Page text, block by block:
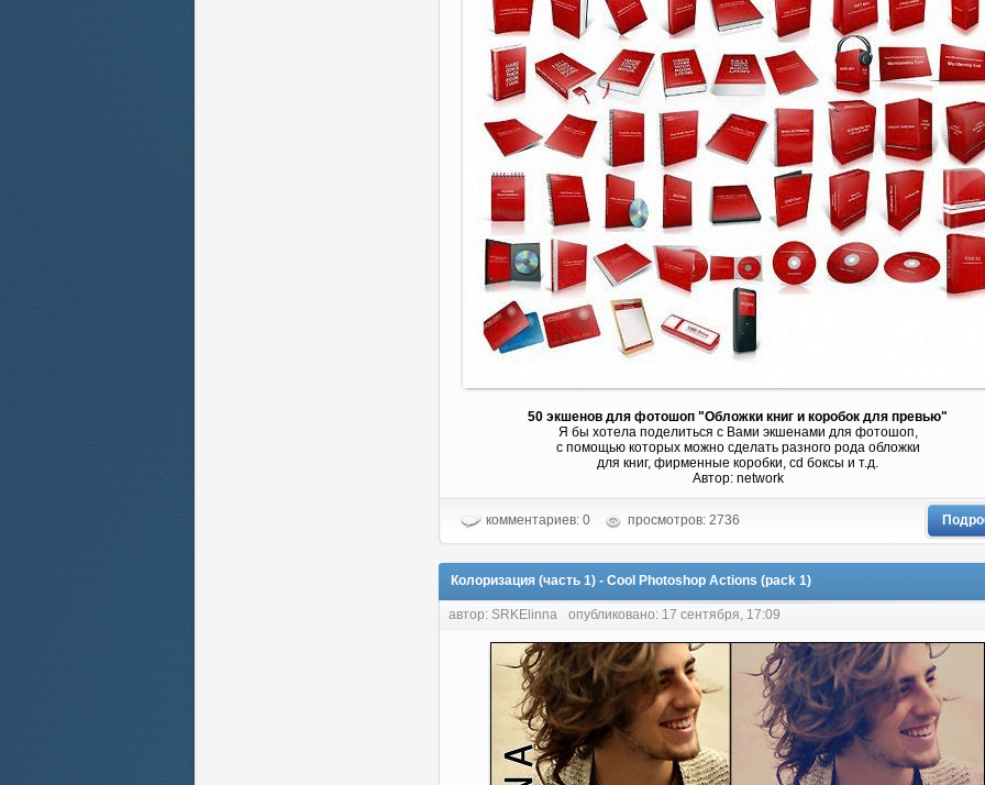
50 экшенов для фотошоп "Обложки книг и коробок для превью"
Я бы хотела поделиться с Вами экшенами для фотошоп,
с помощью которых можно сделать разного рода обложки
для книг, фирменные коробки, cd боксы и т.д.
Автор: network
комментариев: 0 просмотров: 2736
Колоризация (часть 1) - Cool Photoshop Actions (pack 1)
автор: SRKElinna опубликовано: 17 сентября, 17:09